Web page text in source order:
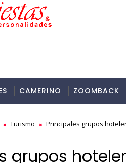
CAMERINO ZOOMBACK
Turismo
Principales grupos
grupos